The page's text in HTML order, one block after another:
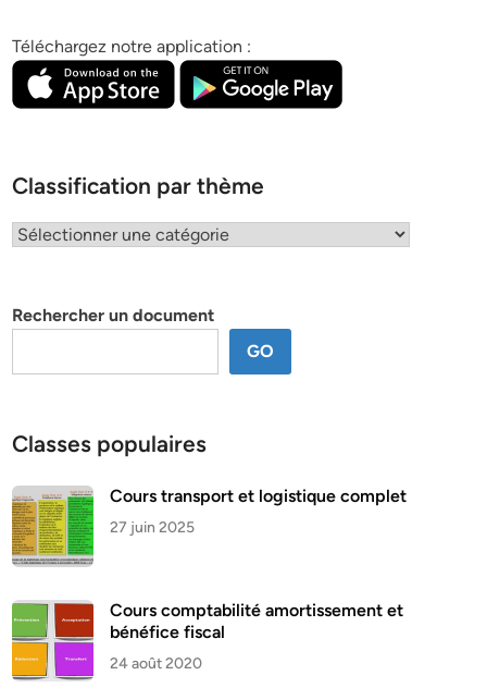
Téléchargez notre application :
Classification par thème
Classification
Rechercher un document
GO
Classes populaires
Cours transport et logistique complet
27 juin 2025
Cours comptabilité amortissement et
bénéfice fiscal
24 août 2020